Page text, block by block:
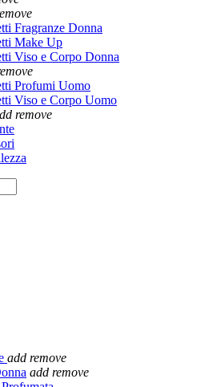
Fragranze Donna
Make Up
Viso e Corpo Donna
Profumi Uomo
Viso e Corpo Uomo
remove
add remove
add remove